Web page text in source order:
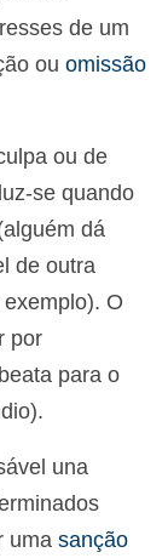
de um
ou omissão
ou de
se quando
dá
de outra
O
por
para o
una
uma sanção